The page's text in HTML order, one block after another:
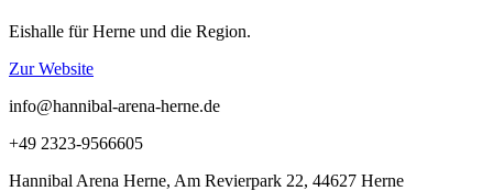
Eishalle für Herne und die Region.
Zur Website
info@hannibal-arena-herne.de
+49 2323-9566605
Hannibal Arena Herne, Am Revierpark 22, 44627 Herne